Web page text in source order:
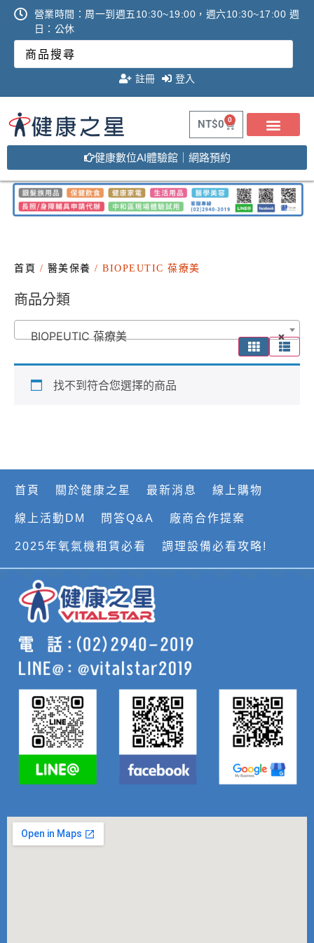
營業時間：周一到週五10:30~19:00，週六10:30~17:00 週
日：公休
註冊 登入
NT$0 0
健康數位AI體驗館｜網路預約
首頁 / 醫美保養 / BIOPEUTIC 葆療美
商品分類
×
BIOPEUTIC 葆療美
找不到符合您選擇的商品
首頁 關於健康之星 最新消息 線上購物
線上活動DM 問答Q&A 廠商合作提案
2025年氧氣機租賃必看 調理設備必看攻略!